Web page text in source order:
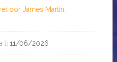
por James Martin;
ti 11/06/2026